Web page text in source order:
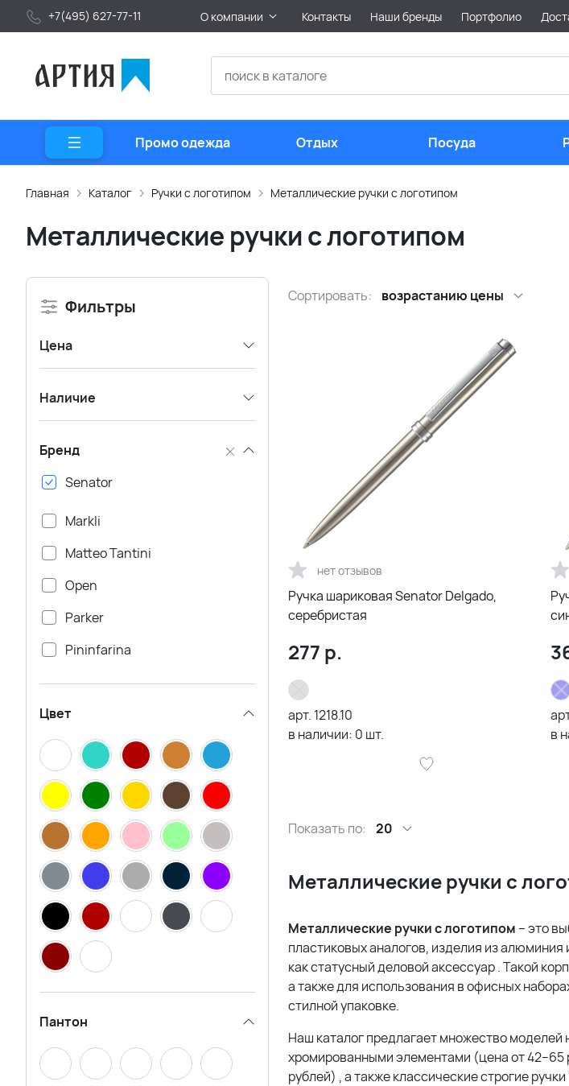
+7(495) 627-77-11 О компании Контакты Наши бренды Портфолио
Промо одежда Отдых Посуда
Главная Каталог Ручки с логотипом Металлические ручки с логотипом
Металлические ручки с логотипом
Фильтры
Цена
Наличие
Бренд
Senator
Markli
Matteo Tantini
Open
Parker
Pininfarina
Rezolution
Troika
Авторский дизайн Знаков
Внимания
Цвет
Пантон
Сортировать: возрастанию цены
нет отзывов
Ручка шариковая Senator Delgado,
серебристая
277 р.
арт. 1218.10
в наличии: 0 шт.
в
Показать по: 20
Металлические ручки с
Металлические ручки с логотипом – это
пластиковых аналогов, изделия из
как статусный деловой аксессуар. Такой
а также для использования в офисных
стилной упаковке.
Наш каталог предлагает множество
хромированными элементами (цена от 42–65
рублей) , а также классические строгие